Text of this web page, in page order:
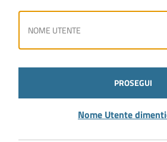
PROSEGUI
Nome Utente